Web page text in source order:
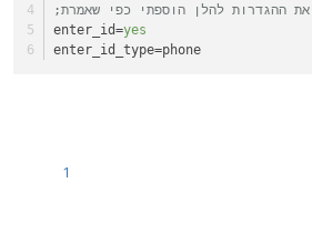
enter_id=yes
enter_id_type=phone
1